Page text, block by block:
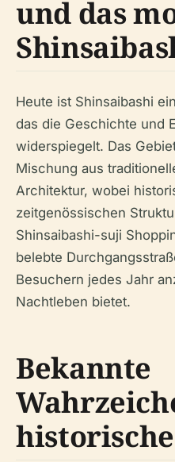
und das
Heute ist Shinsaibashi
das die Geschichte und
widerspiegelt. Das
Mischung aus
Architektur, wobei
zeitgenössischen
Shinsaibashi-suji
belebte
Besuchern jedes Jahr
Nachtleben bietet.
Bekannte